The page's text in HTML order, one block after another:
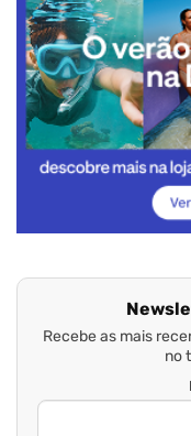
Recebe as mais
no